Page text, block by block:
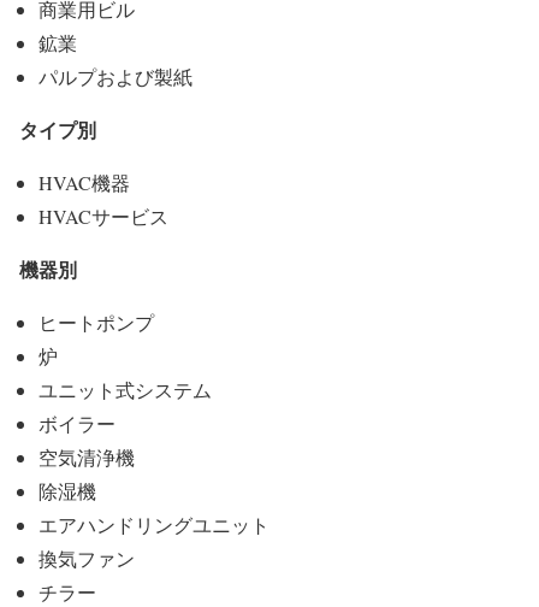
商業用ビル
鉱業
パルプおよび製紙
タイプ別
HVAC機器
HVACサービス
機器別
ヒートポンプ
炉
ユニット式システム
ボイラー
空気清浄機
除湿機
エアハンドリングユニット
換気ファン
チラー